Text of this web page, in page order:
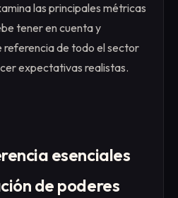
las principales métricas
tener en cuenta y
referencia de todo el sector
expectativas realistas.
esenciales
de poderes